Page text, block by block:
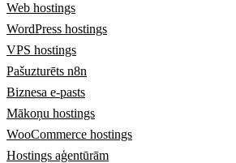
Web hostings
WordPress hostings
VPS hostings
Pašuzturēts n8n
Biznesa e-pasts
Mākoņu hostings
WooCommerce hostings
Hostings aģentūrām